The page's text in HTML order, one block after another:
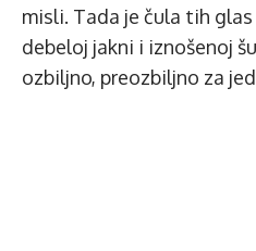
misli. Tada je čula tih
debeloj jakni i iznošenoj
ozbiljno, preozbiljno za